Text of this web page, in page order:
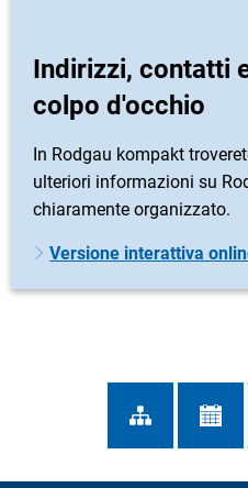
Indirizzi, contatti
colpo d'occhio
In Rodgau kompakt
ulteriori informazioni su
chiaramente organizzato.
Versione interattiva